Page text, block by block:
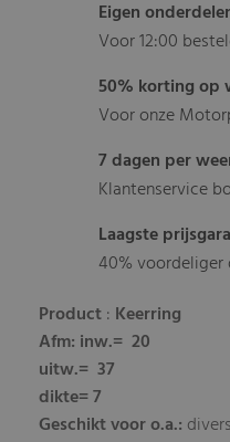
Eigen
Voor 12:00
50% korting op
Voor onze
7 dagen per
Klantenservice
Laagste
40%
Product: Keerring
Afm: inw.= 20
uitw.= 37
dikte= 7
Geschikt voor o.a.: